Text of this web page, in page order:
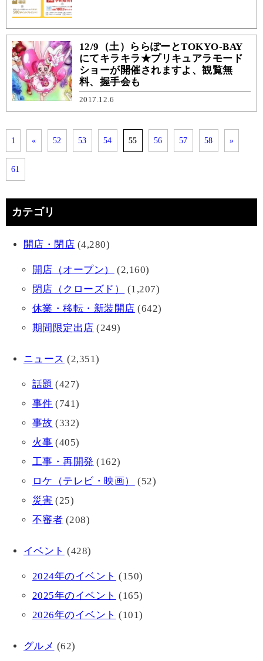
12/9（土）ららぽーとTOKYO-BAY
にてキラキラ★プリキュアラモード
ショーが開催されますよ、観覧無
料、握手会も
2017.12.6
1 « 52 53 54 55 56 57 58 »
61
カテゴリ
開店・閉店 (4,280)
開店（オープン）
(2,160)
閉店（クローズド）
(1,207)
休業・移転・新装開店 (642)
期間限定出店 (249)
ニュース (2,351)
話題 (427)
事件 (741)
事故 (332)
火事 (405)
工事・再開発 (162)
ロケ（テレビ・映画）
(52)
災害 (25)
不審者 (208)
イベント (428)
2024年のイベント (150)
2025年のイベント (165)
2026年のイベント (101)
グルメ (62)